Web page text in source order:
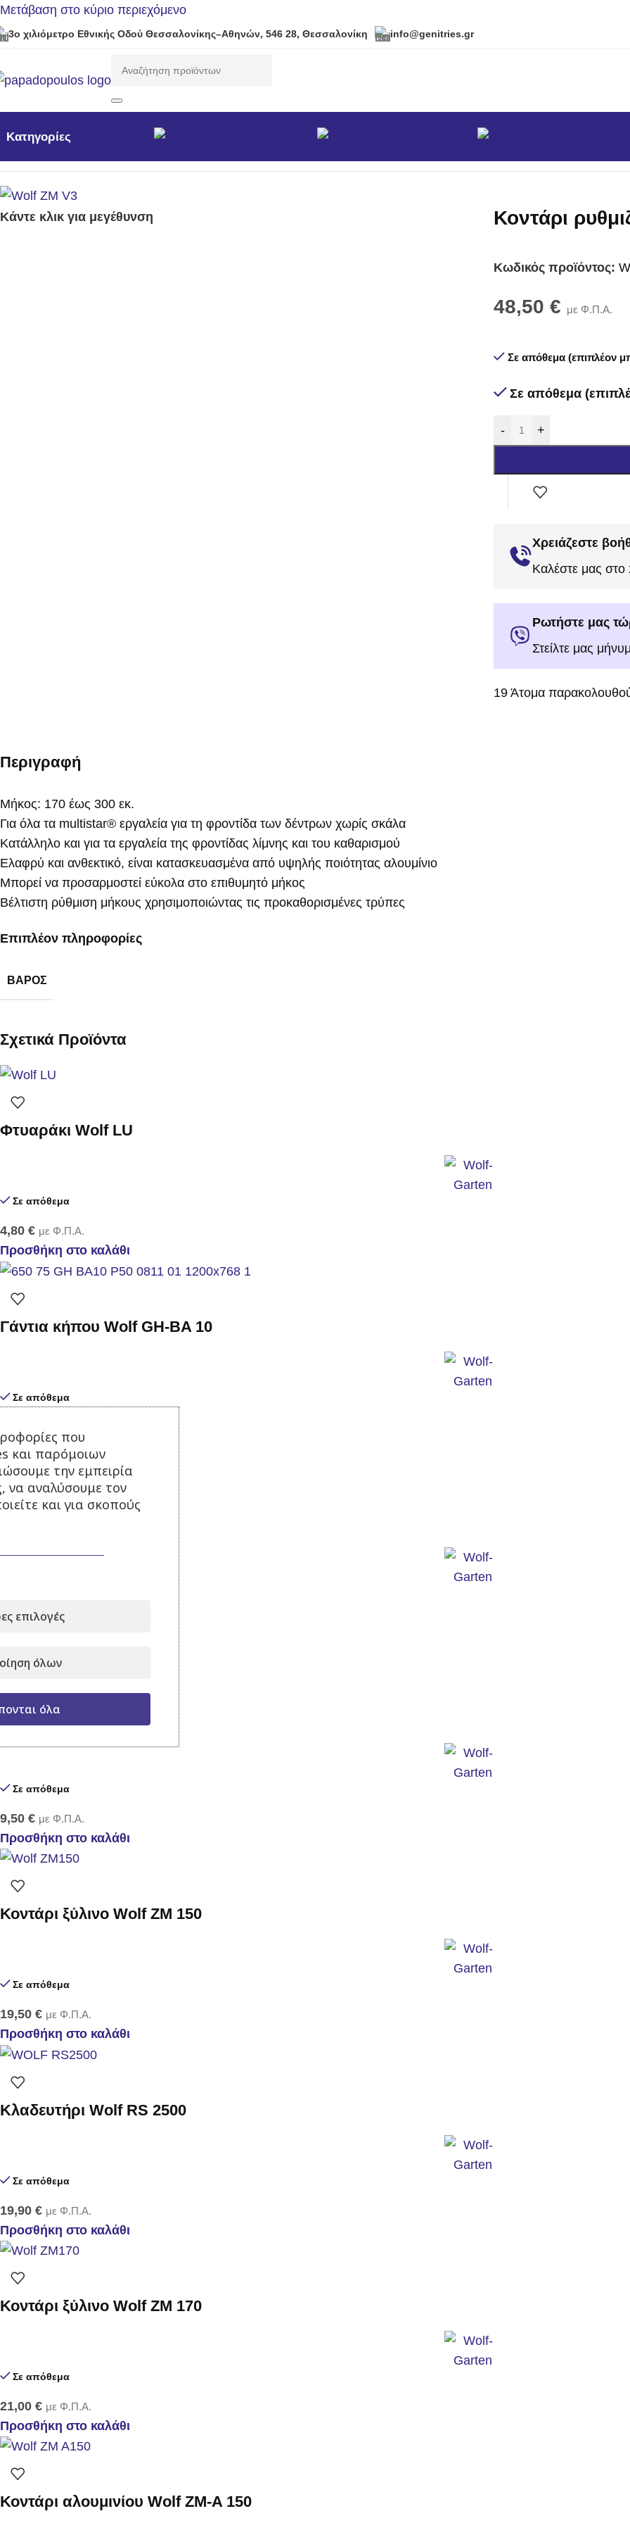
Μετάβαση στο κύριο περιεχόμενο
3ο χιλιόμετρο Εθνικής Οδού Θεσσαλονίκης–Αθηνών, 546 28, Θεσσαλονίκη info@genitries.gr
Κατηγορίες
Κάντε κλικ για μεγέθυνση Κοντάρι
Κωδικός προϊόντος:
48,50 € με Φ.Π.Α.
Σε απόθεμα (επιπλέον
Σε απόθεμα
- +
Χρειάζεστε
Καλέστε μας
Ρωτήστε μας
Στείλτε μας
19 Άτομα
Περιγραφή
Μήκος: 170 έως 300 εκ.
Για όλα τα multistar® εργαλεία για τη φροντίδα των δέντρων χωρίς σκάλα
Κατάλληλο και για τα εργαλεία της φροντίδας λίμνης και του καθαρισμού
Ελαφρύ και ανθεκτικό, είναι κατασκευασμένα από υψηλής ποιότητας αλουμίνιο
Μπορεί να προσαρμοστεί εύκολα στο επιθυμητό μήκος
Βέλτιστη ρύθμιση μήκους χρησιμοποιώντας τις προκαθορισμένες τρύπες
Επιπλέον πληροφορίες
ΒΆΡΟΣ
Σχετικά Προϊόντα
Φτυαράκι Wolf LU
Σε απόθεμα
4,80 € με Φ.Π.Α.
Προσθήκη στο καλάθι
Γάντια κήπου Wolf GH-BA 10
Σε απόθεμα
Προσθήκη στο καλάθι
8,90€ με Φ.Π.Α.
Φτυαράκι Wolf LU-2K
Σε απόθεμα
9,50 € με Φ.Π.Α.
Προσθήκη στο καλάθι
Κοντάρι ξύλινο Wolf ZM 150
Σε απόθεμα
19,50 € με Φ.Π.Α.
Προσθήκη στο καλάθι
Κλαδευτήρι Wolf RS 2500
Σε απόθεμα
19,90 € με Φ.Π.Α.
Προσθήκη στο καλάθι
Κοντάρι ξύλινο Wolf ZM 170
Σε απόθεμα
21,00 € με Φ.Π.Α.
Προσθήκη στο καλάθι
Κοντάρι αλουμινίου Wolf ZM-A 150
που
και παρόμοιων
την εμπειρία
να αναλύσουμε τον
και για σκοπούς
επιλογές
όλων
όλα